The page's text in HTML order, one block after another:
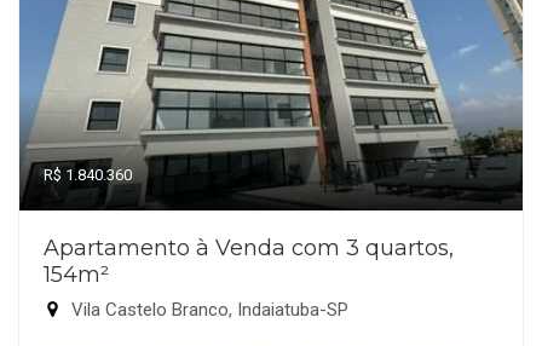
R$ 1.840.360
Apartamento à Venda com 3 quartos,
154m²
Vila Castelo Branco, Indaiatuba-SP